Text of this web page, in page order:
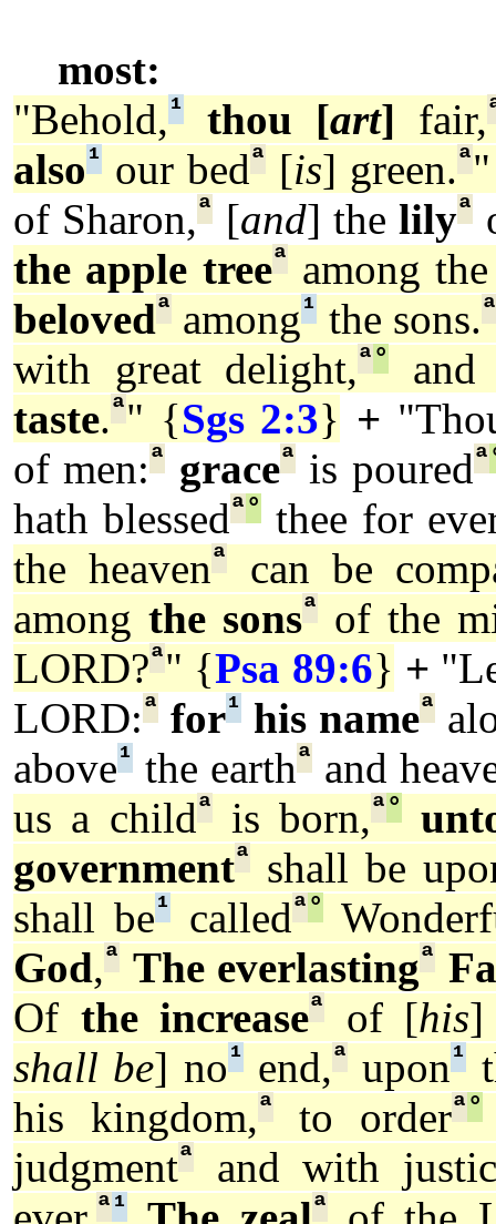
most:
"Behold,¹ thou [art] fair,
also¹ our bedª [is] green.ª
of Sharon,ª [and] thelilyª
the apple treeª among
belovedª among¹ the sons.
with great delight,ª°
taste.ª" {Sgs 2:3} +
of men:ª graceªis pouredª
hath blessedª° thee for
the heavenª
can be
among the sonsª
of the
LORD?ª" {Psa 89:6} +
LORD:ª for¹ his nameª
above¹ the earthª and
us a childª is born,ª°
governmentª
shall be
shall be¹calledª°
God,ª The everlastingª
Of the increaseª of [his]
shall be] no¹end,ª upon¹
his kingdom,ª to orderª°
judgmentª
and with
ª¹ ª